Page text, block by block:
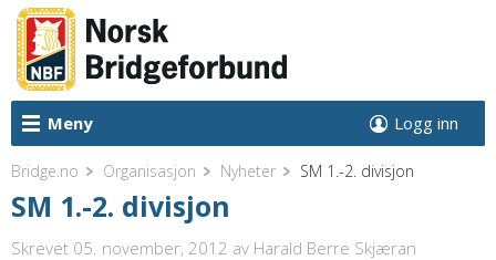
Meny Logg inn
Bridge.no Organisasjon Nyheter SM 1.-2. divisjon
SM 1.-2. divisjon
Skrevet 05. november, 2012 av Harald Berre Skjæran